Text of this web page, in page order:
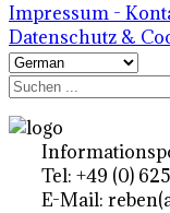
Impressum -
Datenschutz &
Tel: +49 (0)
E-Mail: